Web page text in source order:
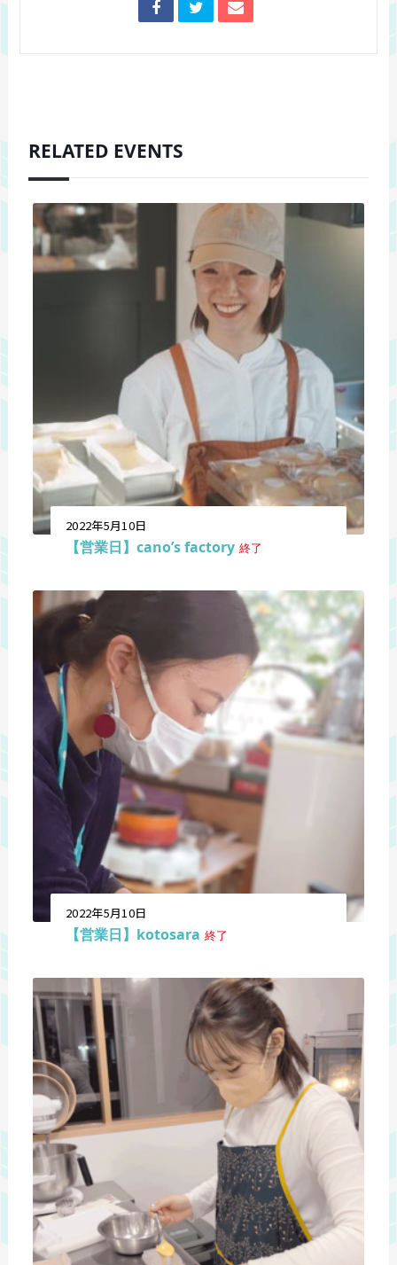
RELATED EVENTS
2022年5月10日
【営業日】cano’s factory 終了
2022年5月10日
【営業日】kotosara 終了